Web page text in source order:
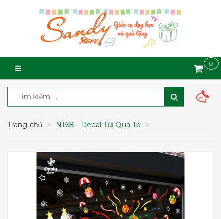
0
Trang chủ N168 - Decal Túi Quà To